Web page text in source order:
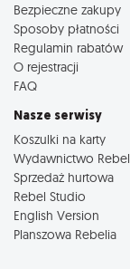
Bezpieczne zakupy
Sposoby płatności
Regulamin rabatów
O rejestracji
FAQ
Nasze serwisy
Koszulki na karty
Wydawnictwo Rebel
Sprzedaż hurtowa
Rebel Studio
English Version
Planszowa Rebelia